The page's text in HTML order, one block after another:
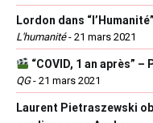
Lordon dans “l’Humanité”
L'humanité- 21 mars 2021
“COVID, 1 an après” –
QG- 21 mars 2021
Laurent Pietraszewski